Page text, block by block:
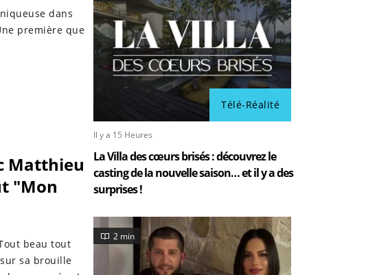
dans
première que
Matthieu
"Mon
beau tout
sa brouille
Télé-Réalité
Il y a 15 Heures
La Villa des cœurs brisés : découvrez le
casting de la nouvelle saison… et il y a des
surprises !
2 min